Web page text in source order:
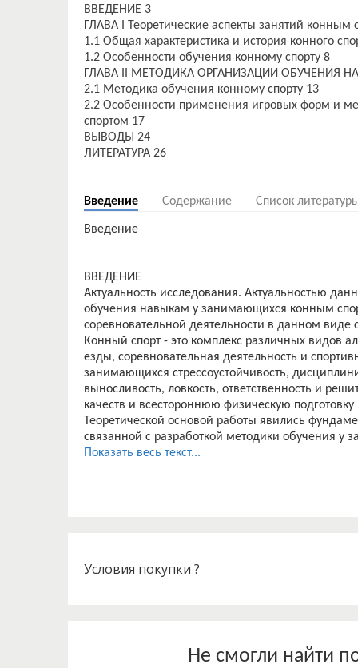
ВВЕДЕНИЕ 3
ГЛАВА I Теоретические аспекты занятий конным
1.1 Общая характеристика и история конного
1.2 Особенности обучения конному спорту 8
ГЛАВА II МЕТОДИКА ОРГАНИЗАЦИИ ОБУЧЕНИЯ
2.1 Методика обучения конному спорту 13
2.2 Особенности применения игровых форм и
спортом 17
ВЫВОДЫ 24
ЛИТЕРАТУРА 26
Введение Содержание Список
Введение
ВВЕДЕНИЕ
Актуальность исследования. Актуальностью
обучения навыкам у занимающихся конным
соревновательной деятельности в данном виде
Конный спорт - это комплекс различных видов
езды, соревновательная деятельность и
занимающихся стрессоустойчивость,
выносливость, ловкость, ответственность и
качеств и всестороннюю физическую подготовку
Теоретической основой работы явились
связанной с разработкой методики обучения
В результате анализа психолого-
2) Выявить особенности спортивно-
3) Определить игровые формы и методы
Теоретический: анализ педагогических
Показать весь текст...
Условия покупки ?
Не смогли найти